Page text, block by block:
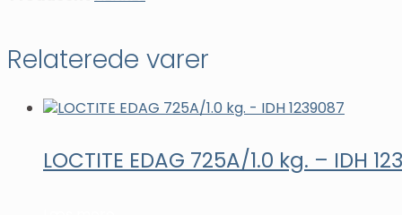
Relaterede varer
LOCTITE EDAG 725A/1.0 kg. – IDH